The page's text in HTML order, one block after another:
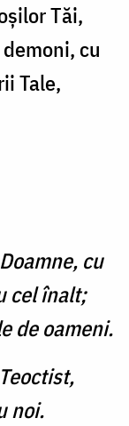
Tăi,
cu
Tale,
cu
cel înalt;
de oameni.
noi.